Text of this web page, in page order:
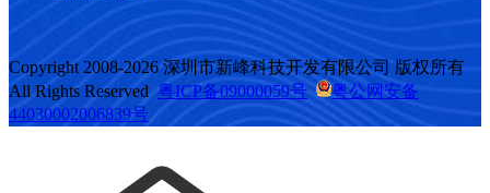
Copyright 2008-2026 深圳市新峰科技开发有限公司 版权所有
All Rights Reserved 粤ICP备09000059号
粤公网安备
44030002006839号